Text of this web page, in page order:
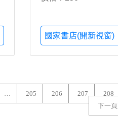
國家書店(開新視窗)
205 206 207 208
下一頁